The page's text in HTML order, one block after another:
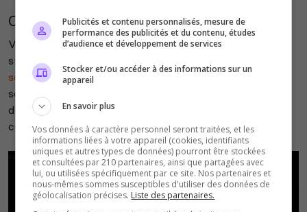
Comment rejoindre un serveur Hytale ?
Vous pouvez trouverde nombreux serveurs Hytale
sur notre liste de serveurs :
serveurs.net/hytale
serveur qui vous convient, à copier l'adresse IP
directement disponible sur la fiche serveur et à la
copier dans le launcher du jeu :
Publicités et contenu personnalisés, mesure de
performance des publicités et du contenu, études
d’audience et développement de services
Stocker et/ou accéder à des informations sur un
appareil
En savoir plus
Vos données à caractère personnel seront traitées, et les
informations liées à votre appareil (cookies, identifiants
uniques et autres types de données) pourront être stockées
et consultées par 210 partenaires, ainsi que partagées avec
lui, ou utilisées spécifiquement par ce site. Nos partenaires et
nous-mêmes sommes susceptibles d'utiliser des données de
géolocalisation précises. Liste des partenaires.